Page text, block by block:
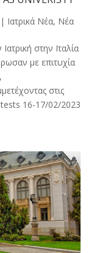
| Ιατρικά Νέα, Νέα
στην Ιταλία
με επιτυχία
στις
tests 16-17/02/2023